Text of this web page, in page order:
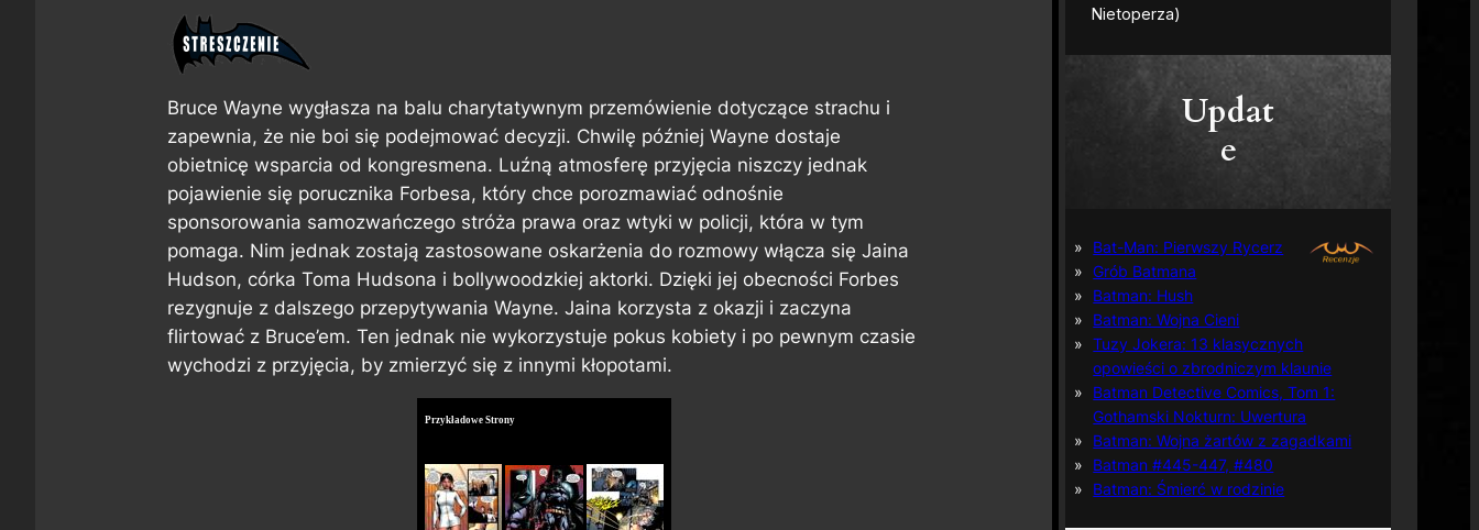
Bruce Wayne wygłasza na balu charytatywnym przemówienie dotyczące strachu i
zapewnia, że nie boi się podejmować decyzji. Chwilę później Wayne dostaje
obietnicę wsparcia od kongresmena. Luźną atmosferę przyjęcia niszczy jednak
pojawienie się porucznika Forbesa, który chce porozmawiać odnośnie
sponsorowania samozwańczego stróża prawa oraz wtyki w policji, która w tym
pomaga. Nim jednak zostają zastosowane oskarżenia do rozmowy włącza się Jaina
Hudson, córka Toma Hudsona i bollywoodzkiej aktorki. Dzięki jej obecności Forbes
rezygnuje z dalszego przepytywania Wayne. Jaina korzysta z okazji i zaczyna
flirtować z Bruce’em. Ten jednak nie wykorzystuje pokus kobiety i po pewnym czasie
wychodzi z przyjęcia, by zmierzyć się z innymi kłopotami.
Przykładowe Strony
Updat
e
Bat-Man: Pierwszy Rycerz
Grób Batmana
Batman: Hush
Batman: Wojna Cieni
Tuzy Jokera: 13 klasycznych
opowieści o zbrodniczym klaunie
Batman Detective Comics, Tom 1:
Gothamski Nokturn: Uwertura
Batman: Wojna żartów z zagadkami
Batman #445-447, #480
Batman: Śmierć w rodzinie